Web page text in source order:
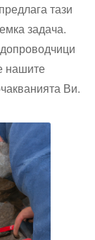
тази
задача.
нашите
Ви.